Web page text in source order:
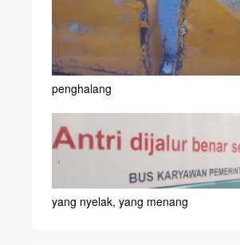
penghalang
yang nyelak, yang menang